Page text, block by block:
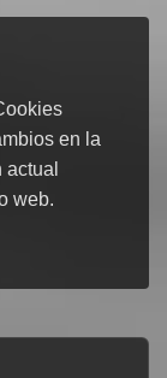
en la
web.